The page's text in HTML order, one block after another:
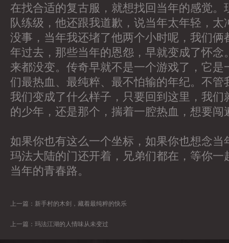
在找合适的复古服，就想找回当年的感觉。
队练级，他还跟我道歉，说当年太年轻，太
没事，当年我还堵了他两个小时呢，我们俩
年过去，那些当年的恩怨，早就变成了怀念
来都没变。传奇早就不是一个游戏了，它是
们最热血、最纯粹、最不怕输的年纪。不管
我们变成了什么样子，只要回到这里，我们
的少年，还是那个，揣着一腔热血，想要闯
如果你也有这么一个坐标，如果你也想念当
玛法大陆的门还开着，兄弟们都在，等你一
当年的青春路。
上一篇： 新手村的木剑，藏着最纯粹的快乐
上一篇： 玛法江湖的人情味从未变过